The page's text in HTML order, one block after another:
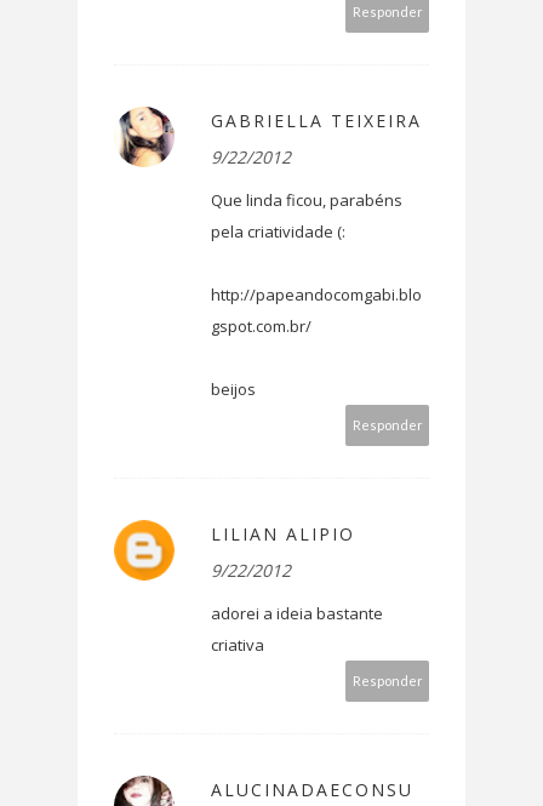
Responder
GABRIELLA TEIXEIRA
9/22/2012
Que linda ficou, parabéns
pela criatividade (:
http://papeandocomgabi.blo
gspot.com.br/
beijos
Responder
LILIAN ALIPIO
9/22/2012
adorei a ideia bastante
criativa
Responder
ALUCINADAECONSU